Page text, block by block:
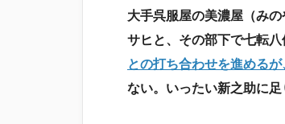
大手呉服屋の美濃屋（み
サヒと、その部下で七転八
との打ち合わせを進めるが
ない。いったい新之助に